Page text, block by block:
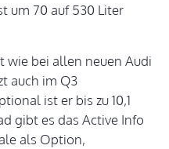
um 70 auf 530 Liter
bei allen neuen Audi
auch im Q3
ist er bis zu 10,1
gibt es das Active Info
als Option,